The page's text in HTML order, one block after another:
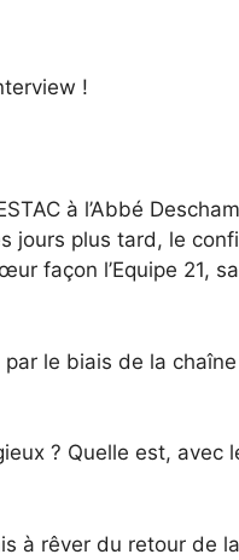
!
à l’Abbé
jours plus tard, le
façon l’Equipe 21,
le biais de la
? Quelle est, avec
à rêver du retour de